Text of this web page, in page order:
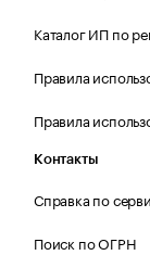
Каталог ИП по
Правила
Правила
Контакты
Справка по
Поиск по ОГРН